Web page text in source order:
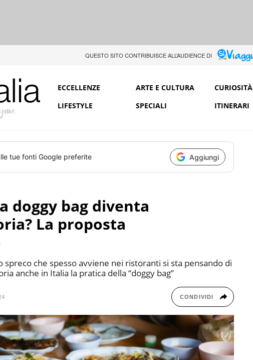
QUESTO SITO CONTRIBUISCE ALL’AUDIENCE DI
ECCELLENZE ARTE E CULTURA CURIOSITÀ
LIFESTYLE
SPECIALI ITINERARI
tue fonti Google preferite Aggiungi
doggy bag diventa
La proposta
spreco che spesso avviene nei ristoranti si sta pensando di
anche in Italia la pratica della “doggy bag”
CONDIVIDI